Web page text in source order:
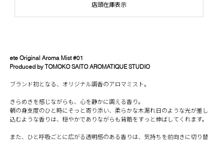
店頭在庫表示
ete Original Aroma Mist #01
Produced by TOMOKO SAITO AROMATIQUE STUDIO
ブランド初となる、オリジナル調香のアロマミスト。
きらめきを感じながらも、⼼を静かに調える⾹り。
朝の⾝⽀度のひと時にそっと寄り添い、柔らかな⽊漏れ⽇のような光が差し
込むような⾹りは、穏やかでありながらも背筋をすっと伸ばしてくれます。
また、ひと呼吸ごとに広がる透明感のある⾹りは、気持ちを前向きに切り替